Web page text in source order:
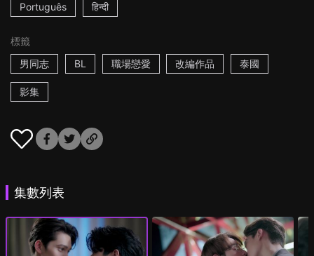
Português हिन्दी
標籤
男同志
BL 職場戀愛 改編作品 泰國
影集
集數列表